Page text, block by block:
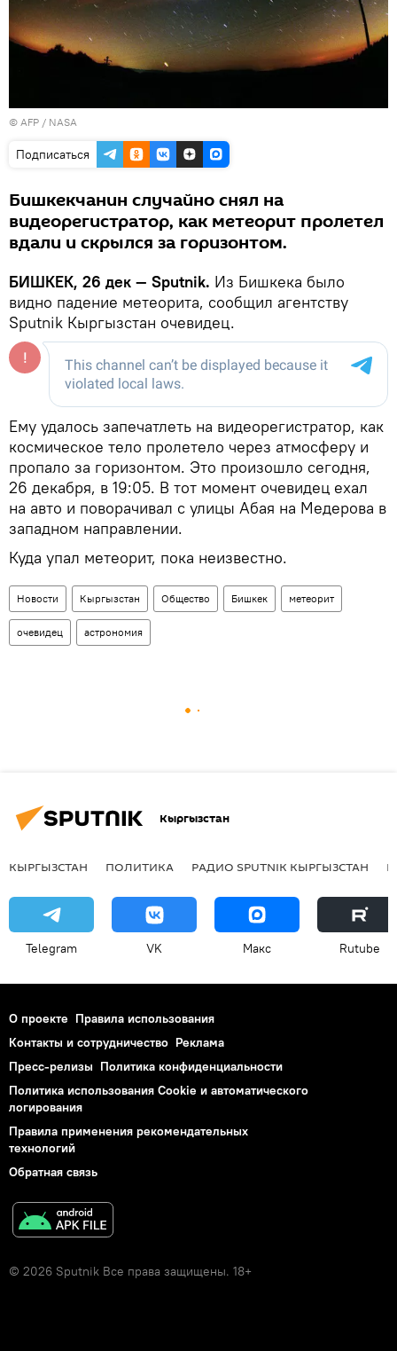
© AFP / NASA
Подписаться
Бишкекчанин случайно снял на
видеорегистратор, как метеорит пролетел
вдали и скрылся за горизонтом.
БИШКЕК, 26 дек — Sputnik. Из Бишкека было
видно падение метеорита, сообщил агентству
Sputnik Кыргызстан очевидец.
Ему удалось запечатлеть на видеорегистратор, как
космическое тело пролетело через атмосферу и
пропало за горизонтом. Это произошло сегодня,
26 декабря, в 19:05. В тот момент очевидец ехал
на авто и поворачивал с улицы Абая на Медерова в
западном направлении.
Куда упал метеорит, пока неизвестно.
Новости Кыргызстан Общество Бишкек метеорит
очевидец астрономия
Кыргызстан
КЫРГЫЗСТАН ПОЛИТИКА РАДИО SPUTNIK КЫРГЫЗСТАН
Telegram VK Макс Rutube
О проекте Правила использования
Контакты и сотрудничество Реклама
Пресс-релизы Политика конфиденциальности
Политика использования Cookie и автоматического
логирования
Правила применения рекомендательных
технологий
Обратная связь
© 2026 Sputnik Все права защищены. 18+